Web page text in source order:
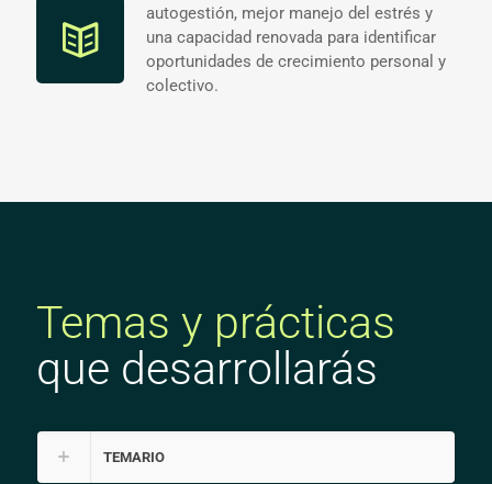
autogestión, mejor manejo del estrés y
una capacidad renovada para identificar
oportunidades de crecimiento personal y
colectivo.
Temas y prácticas
que desarrollarás
TEMARIO